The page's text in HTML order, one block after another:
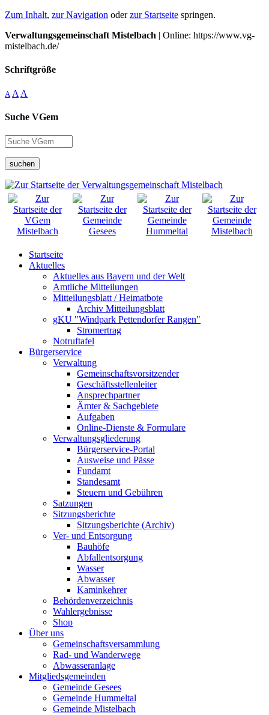
Zum Inhalt, zur Navigation oderzur Startseite springen.
Verwaltungsgemeinschaft Mistelbach | Online: https://www.vg-
mistelbach.de/
Schriftgröße
A A A
Suche VGem
suchen
Startseite
Aktuelles
Aktuelles aus Bayern und der Welt
Amtliche Mitteilungen
Mitteilungsblatt / Heimatbote
Archiv Mitteilungsblatt
gKU "Windpark Pettendorfer Rangen"
Stromertrag
Notruftafel
Bürgerservice
Verwaltung
Gemeinschaftsvorsitzender
Geschäftsstellenleiter
Ansprechpartner
Ämter & Sachgebiete
Aufgaben
Online-Dienste & Formulare
Verwaltungsgliederung
Bürgerservice-Portal
Ausweise und Pässe
Fundamt
Standesamt
Steuern und Gebühren
Satzungen
Sitzungsberichte
Sitzungsberichte (Archiv)
Ver- und Entsorgung
Bauhöfe
Abfallentsorgung
Wasser
Abwasser
Kaminkehrer
Behördenverzeichnis
Wahlergebnisse
Shop
Über uns
Gemeinschaftsversammlung
Rad- und Wanderwege
Abwasseranlage
Mitgliedsgemeinden
Gemeinde Gesees
Gemeinde Hummeltal
Gemeinde Mistelbach